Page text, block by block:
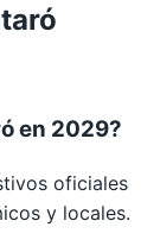
en 2029?
oficiales
y locales.